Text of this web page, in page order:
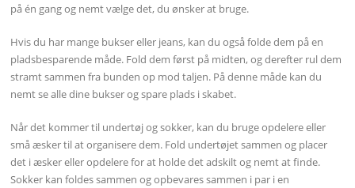
på én gang og nemt vælge det, du ønsker at bruge.
Hvis du har mange bukser eller jeans, kan du også folde dem på en
pladsbesparende måde. Fold dem først på midten, og derefter rul dem
stramt sammen fra bunden op mod taljen. På denne måde kan du
nemt se alle dine bukser og spare plads i skabet.
Når det kommer til undertøj og sokker, kan du bruge opdelere eller
små æsker til at organisere dem. Fold undertøjet sammen og placer
det i æsker eller opdelere for at holde det adskilt og nemt at finde.
Sokker kan foldes sammen og opbevares sammen i par i en